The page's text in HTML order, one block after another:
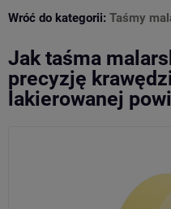
Wróć do kategorii: Taśmy
Jak taśma
precyzję
lakierowanej